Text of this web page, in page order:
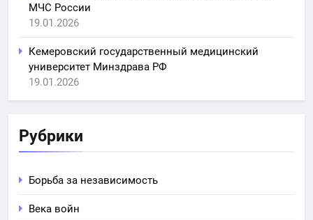
МЧС России
19.01.2026
Кемеровский государственный медицинский
университет Минздрава РФ
19.01.2026
Рубрики
Борьба за независимость
Века войн